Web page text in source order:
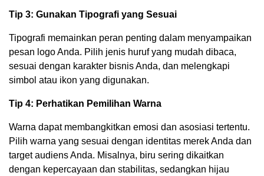
Tip 3: Gunakan Tipografi yang Sesuai
Tipografi memainkan peran penting dalam menyampaikan
pesan logo Anda. Pilih jenis huruf yang mudah dibaca,
sesuai dengan karakter bisnis Anda, dan melengkapi
simbol atau ikon yang digunakan.
Tip 4: Perhatikan Pemilihan Warna
Warna dapat membangkitkan emosi dan asosiasi tertentu.
Pilih warna yang sesuai dengan identitas merek Anda dan
target audiens Anda. Misalnya, biru sering dikaitkan
dengan kepercayaan dan stabilitas, sedangkan hijau